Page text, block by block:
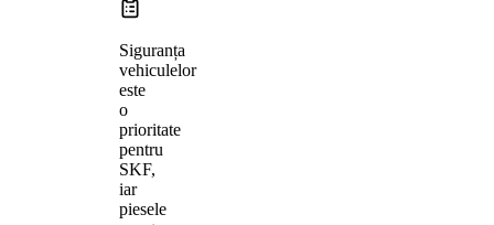
Siguranța
vehiculelor
este
o
prioritate
pentru
SKF,
iar
piesele